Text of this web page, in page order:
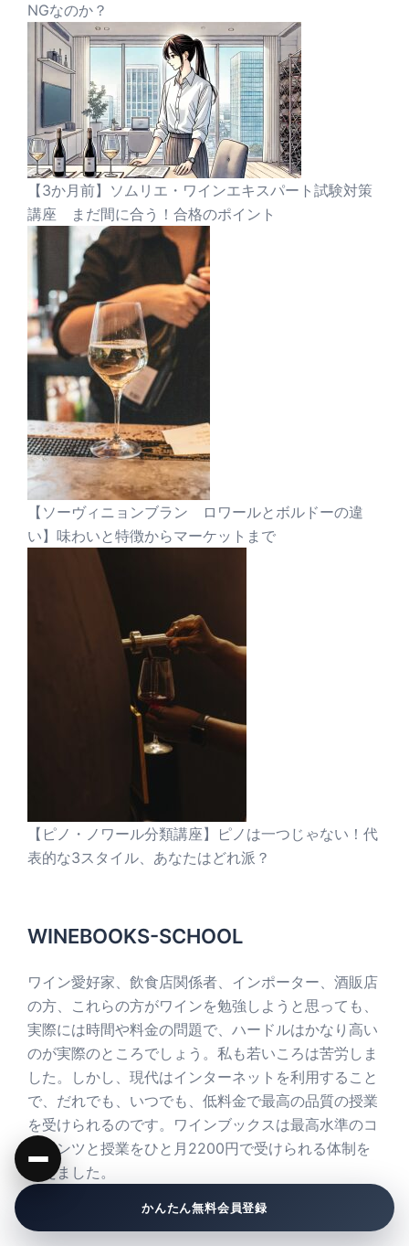
NGなのか？
【3か月前】ソムリエ・ワインエキスパート試験対策
講座 まだ間に合う！合格のポイント
【ソーヴィニョンブラン ロワールとボルドーの違
い】味わいと特徴からマーケットまで
【ピノ・ノワール分類講座】ピノは一つじゃない！代
表的な3スタイル、あなたはどれ派？
WINEBOOKS-SCHOOL
ワイン愛好家、飲食店関係者、インポーター、酒販店
の方、これらの方がワインを勉強しようと思っても、
実際には時間や料金の問題で、ハードルはかなり高い
のが実際のところでしょう。私も若いころは苦労しま
した。しかし、現代はインターネットを利用すること
で、だれでも、いつでも、低料金で最高の品質の授業
を受けられるのです。ワインブックスは最高水準のコ
ンテンツと授業をひと月2200円で受けられる体制を
整えました。
かんたん無料会員登録